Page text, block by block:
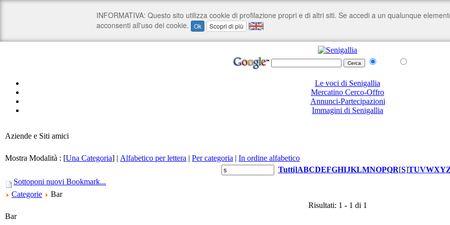
Le voci di Senigallia
Mercatino Cerco-Offro
Annunci-Partecipazioni
Immagini di Senigallia
Aziende e Siti amici
Mostra Modalità : [Una Categoria] | Alfabetico per lettera | Per categoria | In ordine alfabetico
Tutti]ABCDEFGHIJKLMNOPQR[S]TUVWXY
Sottoponi nuovi Bookmark...
Categorie
Bar
Risultati: 1 - 1 di 1
Bar